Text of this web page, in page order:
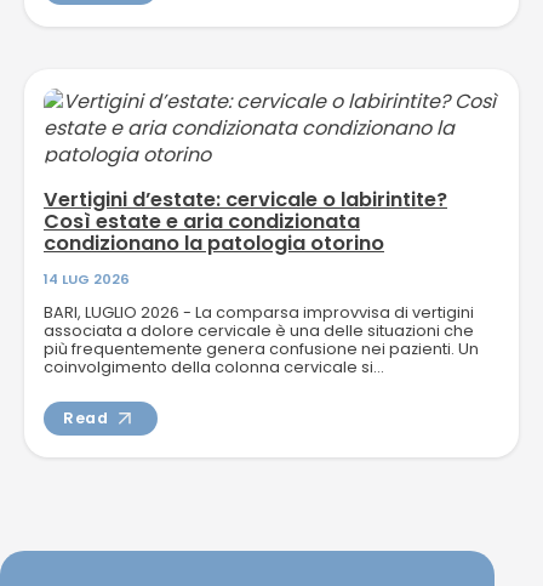
Vertigini d’estate: cervicale o labirintite?
Così estate e aria condizionata
condizionano la patologia otorino
14 LUG 2026
BARI, LUGLIO 2026 - La comparsa improvvisa di vertigini
associata a dolore cervicale è una delle situazioni che
più frequentemente genera confusione nei pazienti. Un
coinvolgimento della colonna cervicale si...
Read